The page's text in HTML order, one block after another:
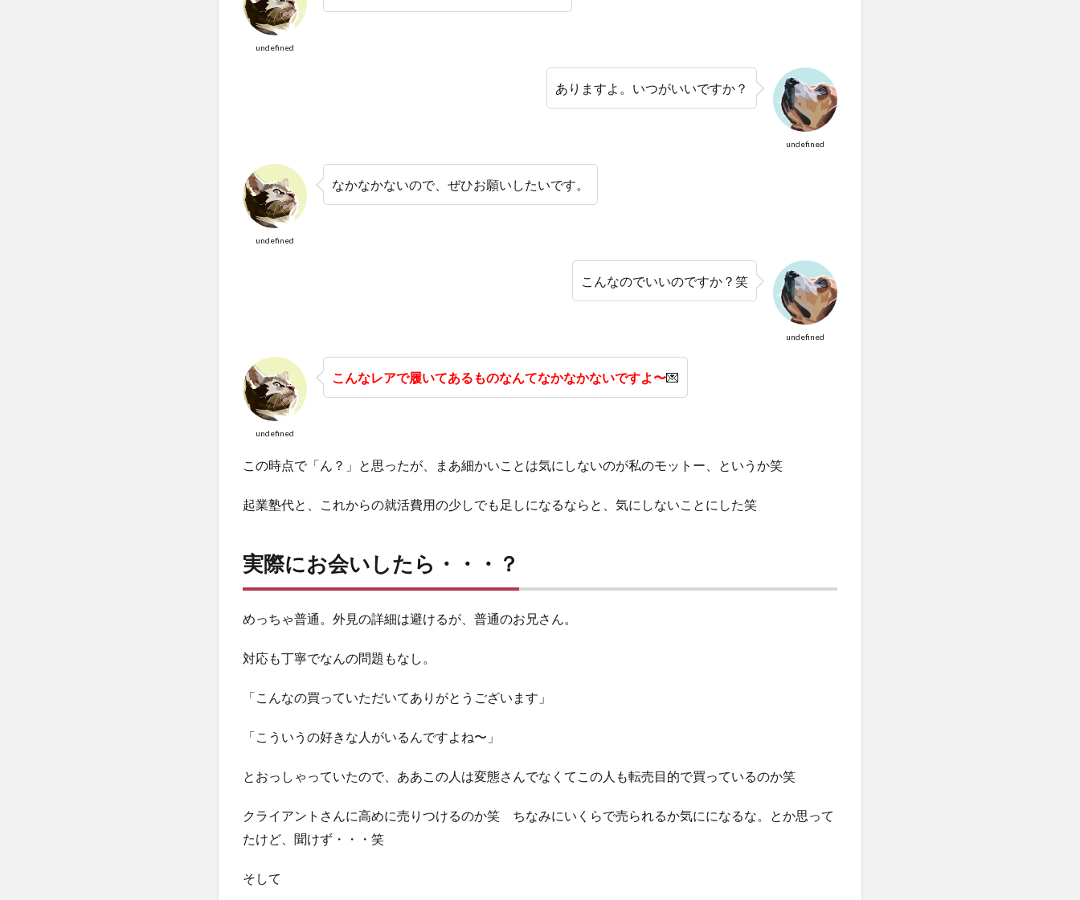
undefined
undefined
ありますよ。いつがいいですか？
undefined
なかなかないので、ぜひお願いしたいです。
undefined
こんなのでいいのですか？笑
undefined
こんなレアで履いてあるものなんてなかなかないですよ〜💌
この時点で「ん？」と思ったが、まあ細かいことは気にしないのが私のモットー、というか笑
起業塾代と、これからの就活費用の少しでも足しになるならと、気にしないことにした笑
実際にお会いしたら・・・？
めっちゃ普通。外見の詳細は避けるが、普通のお兄さん。
対応も丁寧でなんの問題もなし。
「こんなの買っていただいてありがとうございます」
「こういうの好きな人がいるんですよね〜」
とおっしゃっていたので、ああこの人は変態さんでなくてこの人も転売目的で買っているのか笑
クライアントさんに高めに売りつけるのか笑 ちなみにいくらで売られるか気にになるな。とか思って
たけど、聞けず・・・笑
そして